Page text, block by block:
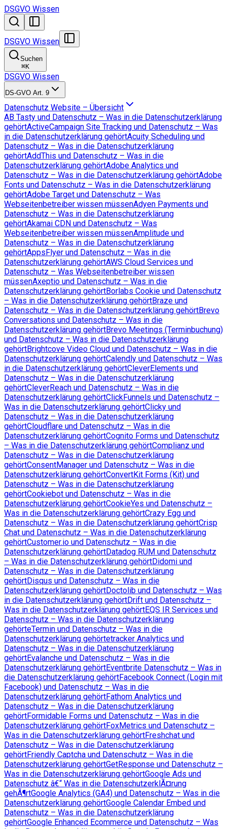
DSGVO Wissen
DSGVO Wissen
Suchen
⌘K
DSGVO Wissen
DS-GVO Art. 9
Datenschutz Website – Übersicht
AB Tasty und Datenschutz – Was in die Datenschutzerklärung
gehörtActiveCampaign Site Tracking und Datenschutz – Was
in die Datenschutzerklärung gehörtAcuity Scheduling und
Datenschutz – Was in die Datenschutzerklärung
gehörtAddThis und Datenschutz – Was in die
Datenschutzerklärung gehörtAdobe Analytics und
Datenschutz – Was in die Datenschutzerklärung gehörtAdobe
Fonts und Datenschutz – Was in die Datenschutzerklärung
gehörtAdobe Target und Datenschutz – Was
Webseitenbetreiber wissen müssenAdyen Payments und
Datenschutz – Was in die Datenschutzerklärung
gehörtAkamai CDN und Datenschutz – Was
Webseitenbetreiber wissen müssenAmplitude und
Datenschutz – Was in die Datenschutzerklärung
gehörtAppsFlyer und Datenschutz – Was in die
Datenschutzerklärung gehörtAWS Cloud Services und
Datenschutz – Was Webseitenbetreiber wissen
müssenAxeptio und Datenschutz – Was in die
Datenschutzerklärung gehörtBorlabs Cookie und Datenschutz
– Was in die Datenschutzerklärung gehörtBraze und
Datenschutz – Was in die Datenschutzerklärung gehörtBrevo
Conversations und Datenschutz – Was in die
Datenschutzerklärung gehörtBrevo Meetings (Terminbuchung)
und Datenschutz – Was in die Datenschutzerklärung
gehörtBrightcove Video Cloud und Datenschutz – Was in die
Datenschutzerklärung gehörtCalendly und Datenschutz – Was
in die Datenschutzerklärung gehörtCleverElements und
Datenschutz – Was in die Datenschutzerklärung
gehörtCleverReach und Datenschutz – Was in die
Datenschutzerklärung gehörtClickFunnels und Datenschutz –
Was in die Datenschutzerklärung gehörtClicky und
Datenschutz – Was in die Datenschutzerklärung
gehörtCloudflare und Datenschutz – Was in die
Datenschutzerklärung gehörtCognito Forms und Datenschutz
– Was in die Datenschutzerklärung gehörtComplianz und
Datenschutz – Was in die Datenschutzerklärung
gehörtConsentManager und Datenschutz – Was in die
Datenschutzerklärung gehörtConvertKit Forms (Kit) und
Datenschutz – Was in die Datenschutzerklärung
gehörtCookiebot und Datenschutz – Was in die
Datenschutzerklärung gehörtCookieYes und Datenschutz –
Was in die Datenschutzerklärung gehörtCrazy Egg und
Datenschutz – Was in die Datenschutzerklärung gehörtCrisp
Chat und Datenschutz – Was in die Datenschutzerklärung
gehörtCustomer.io und Datenschutz – Was in die
Datenschutzerklärung gehörtDatadog RUM und Datenschutz
– Was in die Datenschutzerklärung gehörtDidomi und
Datenschutz – Was in die Datenschutzerklärung
gehörtDisqus und Datenschutz – Was in die
Datenschutzerklärung gehörtDoctolib und Datenschutz – Was
in die Datenschutzerklärung gehörtDrift und Datenschutz –
Was in die Datenschutzerklärung gehörtEQS IR Services und
Datenschutz – Was in die Datenschutzerklärung
gehörteTermin und Datenschutz – Was in die
Datenschutzerklärung gehörtetracker Analytics und
Datenschutz – Was in die Datenschutzerklärung
gehörtEvalanche und Datenschutz – Was in die
Datenschutzerklärung gehörtEventbrite Datenschutz – Was in
die Datenschutzerklärung gehörtFacebook Connect (Login mit
Facebook) und Datenschutz – Was in die
Datenschutzerklärung gehörtFathom Analytics und
Datenschutz – Was in die Datenschutzerklärung
gehörtFormidable Forms und Datenschutz – Was in die
Datenschutzerklärung gehörtFoxMetrics und Datenschutz –
Was in die Datenschutzerklärung gehörtFreshchat und
Datenschutz – Was in die Datenschutzerklärung
gehörtFriendly Captcha und Datenschutz – Was in die
Datenschutzerklärung gehörtGetResponse und Datenschutz –
Was in die Datenschutzerklärung gehörtGoogle Ads und
Datenschutz â€“ Was in die DatenschutzerklÃ¤rung
gehÃ¶rtGoogle Analytics (GA4) und Datenschutz – Was in die
Datenschutzerklärung gehörtGoogle Calendar Embed und
Datenschutz – Was in die Datenschutzerklärung
gehörtGoogle Enhanced Ecommerce und Datenschutz – Was